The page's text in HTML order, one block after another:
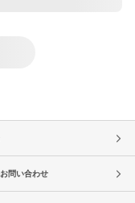
問い合わせ